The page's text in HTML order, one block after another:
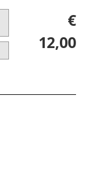
€
12,00